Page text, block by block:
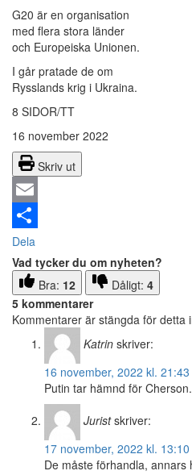
G20 är en organisation
med flera stora länder
och Europeiska Unionen.
I går pratade de om
Rysslands krig i Ukraina.
8 SIDOR/TT
16 november 2022
Skriv ut
Email
Dela
Vad tycker du om nyheten?
Bra: 12 Dåligt: 4
5 kommentarer
Kommentarer är stängda för detta
Katrin skriver:
16 november, 2022 kl. 21:43
Putin tar hämnd för
Jurist skriver:
17 november, 2022 kl. 13:10
De måste förhandla,